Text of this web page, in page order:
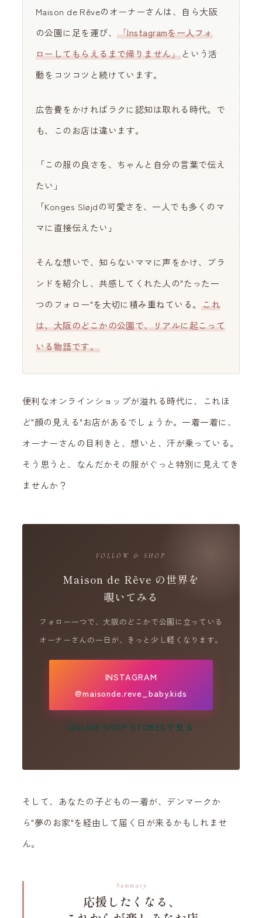
Maison de Rêveのオーナーさんは、自ら大阪
の公園に足を運び、 「Instagramを一人フォ
ローしてもらえるまで帰りません」 という活
動をコツコツと続けています。
広告費をかければラクに認知は取れる時代。で
も、このお店は違います。
「この服の良さを、ちゃんと自分の言葉で伝え
たい」
「Konges Sløjdの可愛さを、一人でも多くのマ
マに直接伝えたい」
そんな想いで、知らないママに声をかけ、ブラ
ンドを紹介し、共感してくれた人の"たった一
つのフォロー"を大切に積み重ねている。これ
は、大阪のどこかの公園で、リアルに起こって
いる物語です。
便利なオンラインショップが溢れる時代に、これほ
ど"顔の見える"お店があるでしょうか。一着一着に、
オーナーさんの目利きと、想いと、汗が乗っている。
そう思うと、なんだかその服がぐっと特別に見えてき
ませんか？
FOLLOW & SHOP
Maison de Rêve の世界を
覗いてみる
フォロー一つで、大阪のどこかで公園に立っている
オーナーさんの一日が、きっと少し軽くなります。
INSTAGRAM
@maisonde.reve_baby.kids
ONLINE SHOP STORESで見る
そして、あなたの子どもの一着が、デンマークか
ら"夢のお家"を経由して届く日が来るかもしれませ
ん。
Summary
応援したくなる、